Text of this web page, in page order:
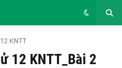
KNTT
12 KNTT_Bài 2